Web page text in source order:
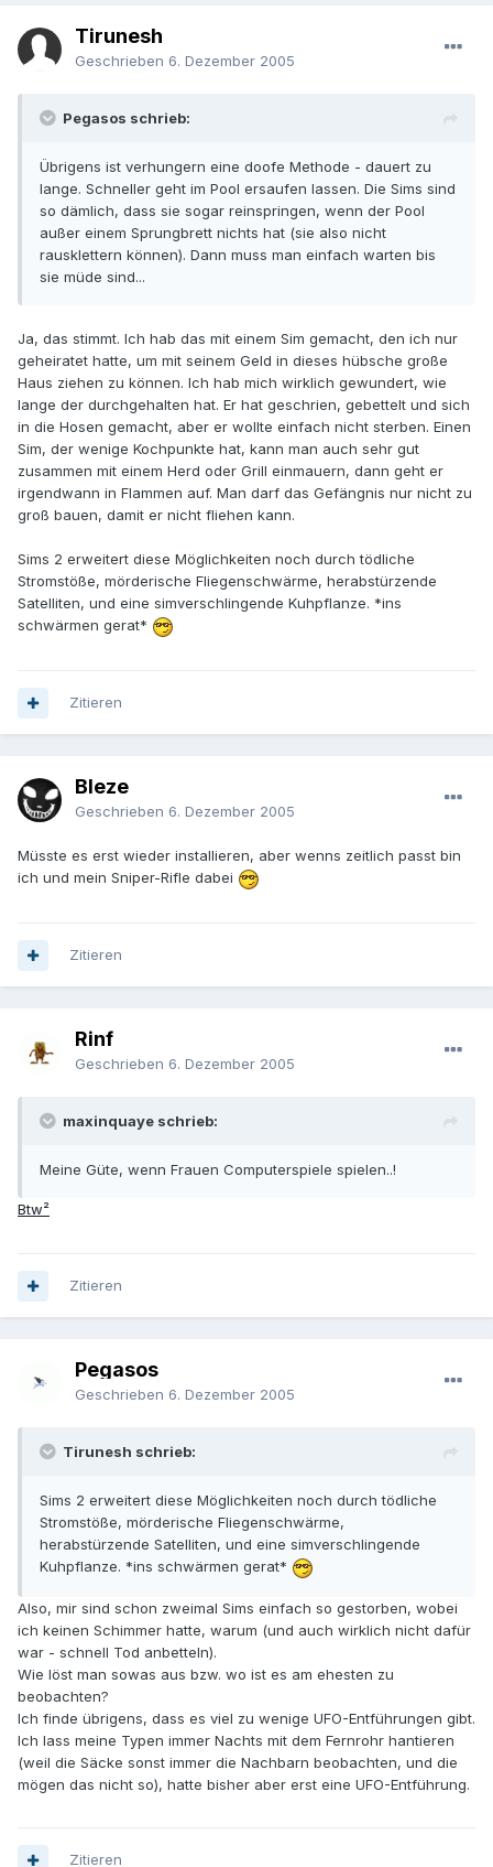
Tirunesh
Geschrieben 6. Dezember 2005
Pegasos schrieb:
Übrigens ist verhungern eine doofe Methode - dauert zu
lange. Schneller geht im Pool ersaufen lassen. Die Sims sind
so dämlich, dass sie sogar reinspringen, wenn der Pool
außer einem Sprungbrett nichts hat (sie also nicht
rausklettern können). Dann muss man einfach warten bis
sie müde sind...
Ja, das stimmt. Ich hab das mit einem Sim gemacht, den ich nur
geheiratet hatte, um mit seinem Geld in dieses hübsche große
Haus ziehen zu können. Ich hab mich wirklich gewundert, wie
lange der durchgehalten hat. Er hat geschrien, gebettelt und sich
in die Hosen gemacht, aber er wollte einfach nicht sterben. Einen
Sim, der wenige Kochpunkte hat, kann man auch sehr gut
zusammen mit einem Herd oder Grill einmauern, dann geht er
irgendwann in Flammen auf. Man darf das Gefängnis nur nicht zu
groß bauen, damit er nicht fliehen kann.
Sims 2 erweitert diese Möglichkeiten noch durch tödliche
Stromstöße, mörderische Fliegenschwärme, herabstürzende
Satelliten, und eine simverschlingende Kuhpflanze. *ins
schwärmen gerat*
Zitieren
Bleze
Geschrieben 6. Dezember 2005
Müsste es erst wieder installieren, aber wenns zeitlich passt bin
ich und mein Sniper-Rifle dabei
Zitieren
Rinf
Geschrieben 6. Dezember 2005
maxinquaye schrieb:
Meine Güte, wenn Frauen Computerspiele spielen..!
Btw²
Zitieren
Pegasos
Geschrieben 6. Dezember 2005
Tirunesh schrieb:
Sims 2 erweitert diese Möglichkeiten noch durch tödliche
Stromstöße, mörderische Fliegenschwärme,
herabstürzende Satelliten, und eine simverschlingende
Kuhpflanze. *ins schwärmen gerat*
Also, mir sind schon zweimal Sims einfach so gestorben, wobei
ich keinen Schimmer hatte, warum (und auch wirklich nicht dafür
war - schnell Tod anbetteln).
Wie löst man sowas aus bzw. wo ist es am ehesten zu
beobachten?
Ich finde übrigens, dass es viel zu wenige UFO-Entführungen gibt.
Ich lass meine Typen immer Nachts mit dem Fernrohr hantieren
(weil die Säcke sonst immer die Nachbarn beobachten, und die
mögen das nicht so), hatte bisher aber erst eine UFO-Entführung.
Zitieren